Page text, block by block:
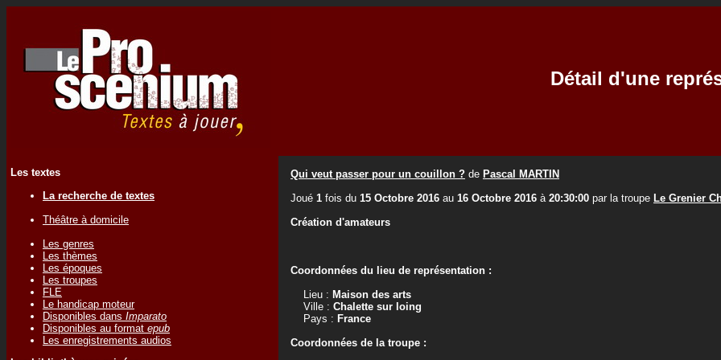
Détail d'une
Les textes
La recherche de textes
Théâtre à domicile
Les genres
Les thèmes
Les époques
Les troupes
FLE
Le handicap moteur
Disponibles dans Imparato
Disponibles au format epub
Les enregistrements audios
Qui veut passer pour un couillon ? de Pascal MARTIN
Joué 1 fois du 15 Octobre 2016 au 16 Octobre 2016 à 20:30:00 par la troupe Le Grenier
Création d'amateurs
Coordonnées du lieu de représentation :
Lieu : Maison des arts
Ville : Chalette sur loing
Pays : France
Coordonnées de la troupe :